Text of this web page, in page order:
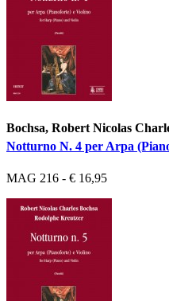
Bochsa, Robert Nicolas
Notturno N. 4 per Arpa
MAG 216 - € 16,95